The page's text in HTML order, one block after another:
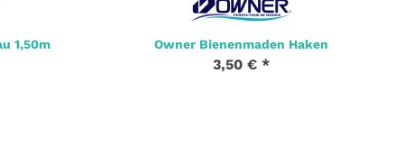
1,50m Owner Bienenmaden Haken
3,50 € *